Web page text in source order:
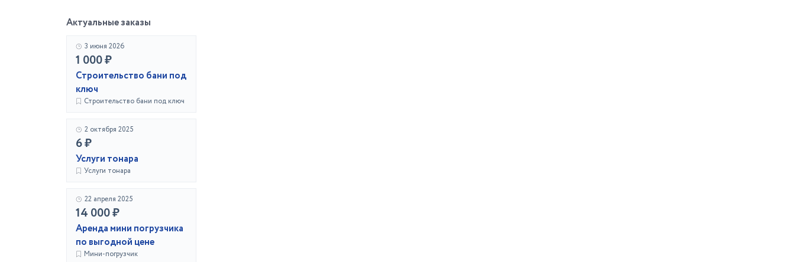
Актуальные заказы
3 июня 2026
1 000 ₽
Строительство бани под
ключ
Строительство бани под ключ
2 октября 2025
6 ₽
Услуги тонара
Услуги тонара
22 апреля 2025
14 000 ₽
Аренда мини погрузчика
по выгодной цене
Мини-погрузчик